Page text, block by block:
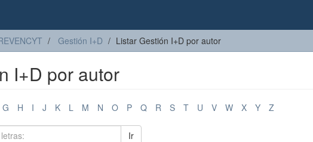
Gestión I+D Listar Gestión I+D por autor
I+D por autor
G H I J K L M N O P Q R S T U V W X Y Z
Ir